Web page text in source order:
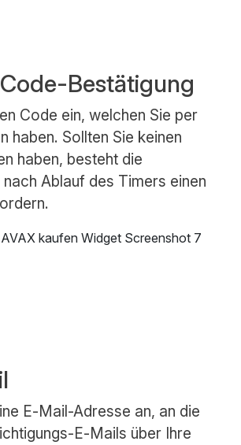
Bestätigung
Code ein, welchen Sie per
haben. Sollten Sie keinen
haben, besteht die
Ablauf des Timers einen
E-Mail-Adresse an, an die
E-Mails über Ihre